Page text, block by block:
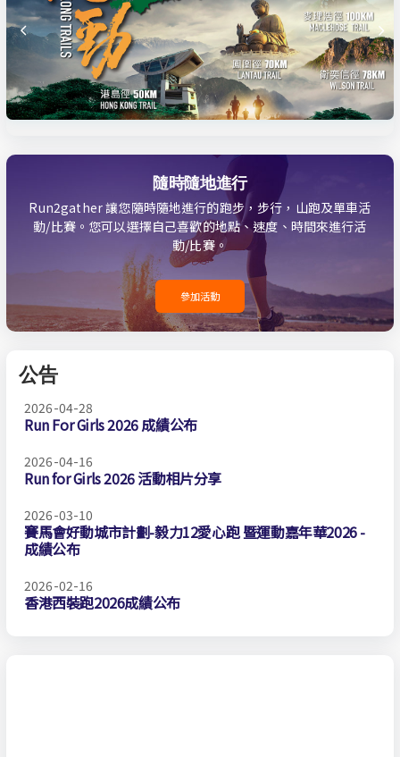
隨時隨地進行
Run2gather 讓您隨時隨地進行的跑步，步行，山跑及單車活
動/比賽。您可以選擇自己喜歡的地點、速度、時間來進行活
動/比賽。
參加活動
公告
2026-04-28
Run For Girls 2026 成績公布
2026-04-16
Run for Girls 2026 活動相片分享
2026-03-10
賽馬會好動城市計劃-毅力12愛心跑 暨運動嘉年華2026 -
成績公布
2026-02-16
香港西裝跑2026成績公布